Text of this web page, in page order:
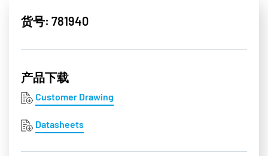
货号: 781940
产品下载
Customer Drawing
Datasheets